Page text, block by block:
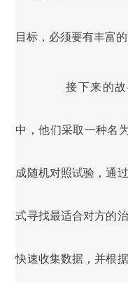
目标，必须要有丰富
接下来的
中，他们采取一种名
成随机对照试验，通
式寻找最适合对方的
快速收集数据，并根